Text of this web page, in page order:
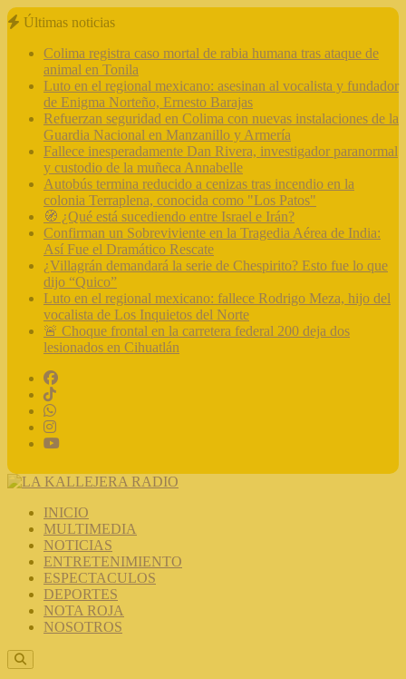
Últimas noticias
Colima registra caso mortal de rabia humana tras ataque de
animal en Tonila
Luto en el regional mexicano: asesinan al vocalista y fundador
de Enigma Norteño, Ernesto Barajas
Refuerzan seguridad en Colima con nuevas instalaciones de la
Guardia Nacional en Manzanillo y Armería
Fallece inesperadamente Dan Rivera, investigador paranormal
y custodio de la muñeca Annabelle
Autobús termina reducido a cenizas tras incendio en la
colonia Terraplena, conocida como "Los Patos"
🧭 ¿Qué está sucediendo entre Israel e Irán?
Confirman un Sobreviviente en la Tragedia Aérea de India:
Así Fue el Dramático Rescate
¿Villagrán demandará la serie de Chespirito? Esto fue lo que
dijo “Quico”
Luto en el regional mexicano: fallece Rodrigo Meza, hijo del
vocalista de Los Inquietos del Norte
🚨 Choque frontal en la carretera federal 200 deja dos
lesionados en Cihuatlán
INICIO
MULTIMEDIA
NOTICIAS
ENTRETENIMIENTO
ESPECTACULOS
DEPORTES
NOTA ROJA
NOSOTROS